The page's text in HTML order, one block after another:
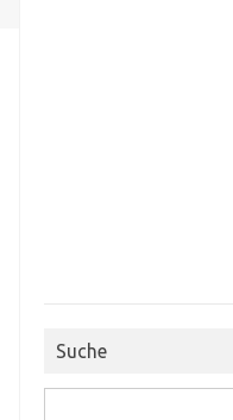
Suche